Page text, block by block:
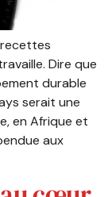
recettes
Dire que
durable
serait une
en Afrique et
aux